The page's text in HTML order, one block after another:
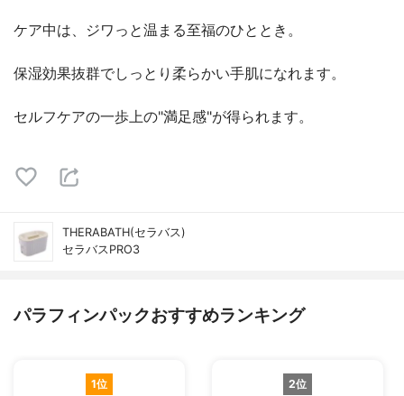
ケア中は、ジワっと温まる至福のひととき。
保湿効果抜群でしっとり柔らかい手肌になれます。
セルフケアの一歩上の"満足感"が得られます。
THERABATH(セラバス)
セラバスPRO3
パラフィンパックおすすめランキング
1位 2位